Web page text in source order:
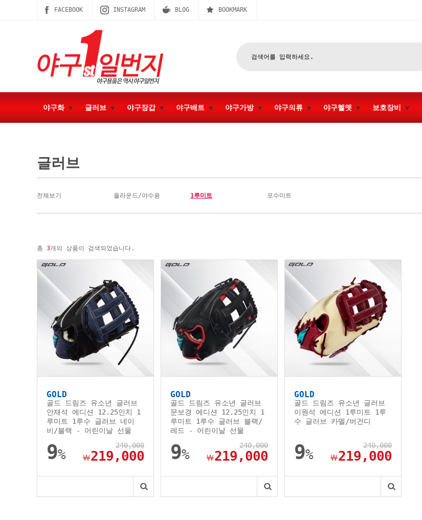
FACEBOOK INSTAGRAM BLOG BOOKMARK
야구화 글러브 야구장갑 야구배트 야구가방 야구의류 야구헬멧 보호장비
글러브
전체보기 올라운드/야수용 1루미트 포수미트
총 3개의 상품이 검색되었습니다.
GOLD
골드 드림즈 유소년 글러브
안재석 에디션 12.25인치 1
루미트 1루수 글러브 네이
비/블랙 - 어린이날 선물
9%
240,000
￦219,000
GOLD
골드 드림즈 유소년 글러브
문보경 에디션 12.25인치 1
루미트 1루수 글러브 블랙/
레드 - 어린이날 선물
9%
240,000
￦219,000
GOLD
골드 드림즈 유소년 글러브
이원석 에디션 1루미트 1루
수 글러브 카멜/버건디
9%
240,000
￦219,000